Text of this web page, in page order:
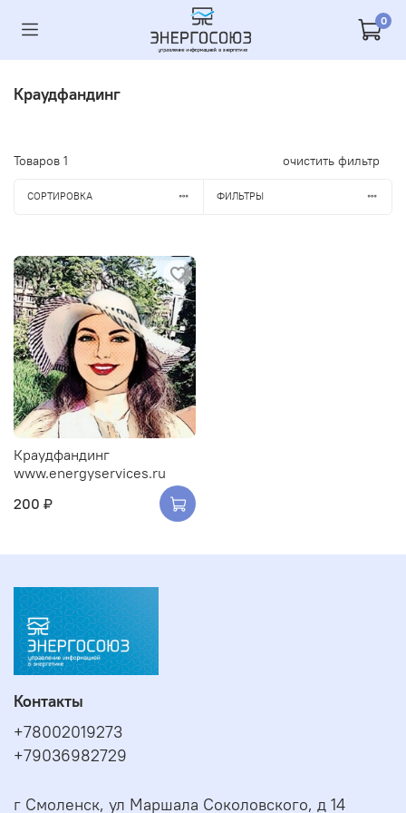
0
Краудфандинг
Товаров 1 очистить фильтр
СОРТИРОВКА ФИЛЬТРЫ
Краудфандинг
www.energyservices.ru
200 ₽
Контакты
+78002019273
+79036982729
г Смоленск, ул Маршала Соколовского, д 14